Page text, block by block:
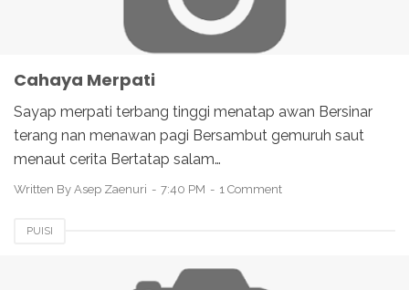
Cahaya Merpati
Sayap merpati terbang tinggi menatap awan Bersinar
terang nan menawan pagi Bersambut gemuruh saut
menaut cerita Bertatap salam…
Written By Asep Zaenuri 7:40 PM 1 Comment
PUISI